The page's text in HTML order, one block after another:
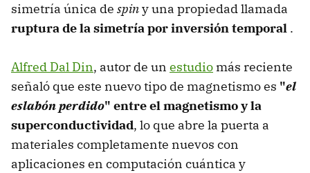
simetría única de spiny una propiedad llamada
ruptura de la simetría por inversión temporal .
Alfred Dal Din, autor de un estudio más reciente
señaló que este nuevo tipo de magnetismo es "el
eslabón perdido" entre el magnetismo y la
superconductividad, lo que abre la puerta a
materiales completamente nuevos con
aplicaciones en computación cuántica y